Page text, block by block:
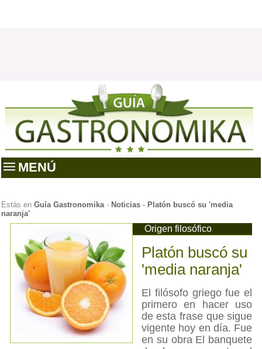
MENÚ
Estás enGuía Gastronomika- Noticias - Platón buscó su 'media
naranja'
Origen filosófico
Platón buscó su
'media naranja'
El filósofo griego fue el
primero en hacer uso
de esta frase que sigue
vigente hoy en día. Fue
en su obra El banquete